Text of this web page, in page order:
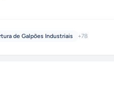
de Galpões Industriais +78